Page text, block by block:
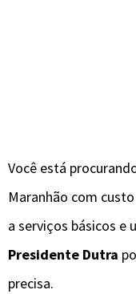
Você está
Maranhão com
a serviços básicos e
Presidente Dutra
precisa.